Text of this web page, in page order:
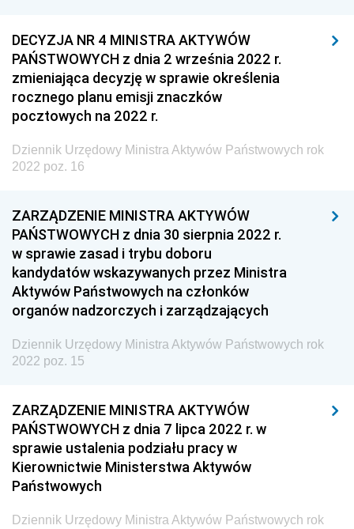
z 18 maja 2022 pozycja 12
z 10 maja 2022 pozycje 10-11
z 5 maja 2022 pozycja 9
z 28 kwietnia 2022 pozycja 8
z 23 marca 2022 pozycja 7
z 10 marca 2022 pozycja 6
z 22 lutego 2022 pozycja 4
z 1 lutego 2022 pozycja 3
z 19 stycznia 2022 pozycja 2
z 12 stycznia 2022 pozycja 1
2021
2020
Dziennik Urzędowy Ministra Środowiska i Głównego
Inspektora Ochrony Środowiska
Dziennik Urzędowy Ministra Klimatu i Środowiska
Dziennik Urzędowy Ministerstwa Kultury, Dziedzictwa
Narodowego i Sportu
DECYZJA NR 4 MINISTRA AKTYWÓW
PAŃSTWOWYCH z dnia 2 września 2022 r.
zmieniająca decyzję w sprawie określenia
rocznego planu emisji znaczków
pocztowych na 2022 r.
Dziennik Urzędowy Ministra Aktywów Państwowych rok
2022 poz. 16
ZARZĄDZENIE MINISTRA AKTYWÓW
PAŃSTWOWYCH z dnia 30 sierpnia 2022 r.
w sprawie zasad i trybu doboru
kandydatów wskazywanych przez Ministra
Aktywów Państwowych na członków
organów nadzorczych i zarządzających
Dziennik Urzędowy Ministra Aktywów Państwowych rok
2022 poz. 15
ZARZĄDZENIE MINISTRA AKTYWÓW
PAŃSTWOWYCH z dnia 7 lipca 2022 r. w
sprawie ustalenia podziału pracy w
Kierownictwie Ministerstwa Aktywów
Państwowych
Dziennik Urzędowy Ministra Aktywów Państwowych rok